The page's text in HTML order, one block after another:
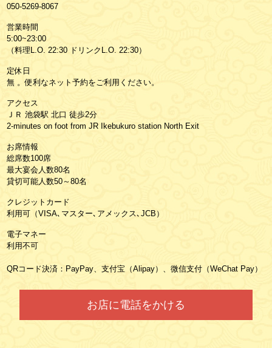
050-5269-8067
営業時間
5:00~23:00
（料理L.O. 22:30 ドリンクL.O. 22:30）
定休日
無 。便利なネット予約をご利用ください。
アクセス
ＪＲ 池袋駅 北口 徒歩2分
2-minutes on foot from JR Ikebukuro station North Exit
お席情報
総席数100席
最大宴会人数80名
貸切可能人数50～80名
クレジットカード
利用可（VISA､マスター､アメックス､JCB）
電子マネー
利用不可
QRコード決済：PayPay、支付宝（Alipay）、微信支付（WeChat Pay）
お店に電話をかける